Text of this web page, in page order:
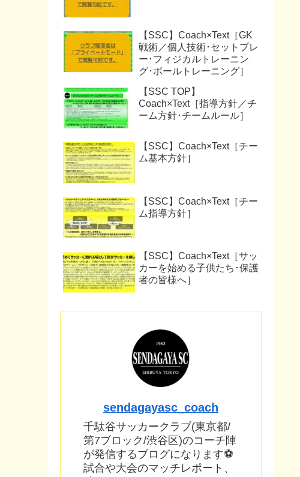
【SSC】Coach×Text［GK
戦術／個人技術･セットプレ
ー･フィジカルトレーニン
グ･ボールトレーニング］
【SSC TOP】
Coach×Text［指導方針／チ
ーム方針･チームルール］
【SSC】Coach×Text［チー
ム基本方針］
【SSC】Coach×Text［チー
ム指導方針］
【SSC】Coach×Text［サッ
カーを始める子供たち･保護
者の皆様へ］
sendagayasc_coach
千駄谷サッカークラブ(東京都/
第7ブロック/渋谷区)のコーチ陣
が発信するブログになります⚽
試合や大会のマッチレポート、